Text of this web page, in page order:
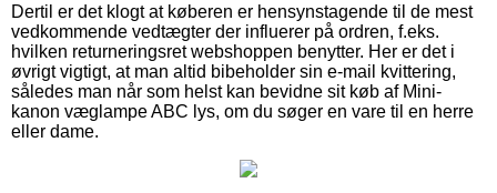
Dertil er det klogt at køberen er hensynstagende til de mest
vedkommende vedtægter der influerer på ordren, f.eks.
hvilken returneringsret webshoppen benytter. Her er det i
øvrigt vigtigt, at man altid bibeholder sin e-mail kvittering,
således man når som helst kan bevidne sit køb af Mini-
kanon væglampe ABC lys, om du søger en vare til en herre
eller dame.